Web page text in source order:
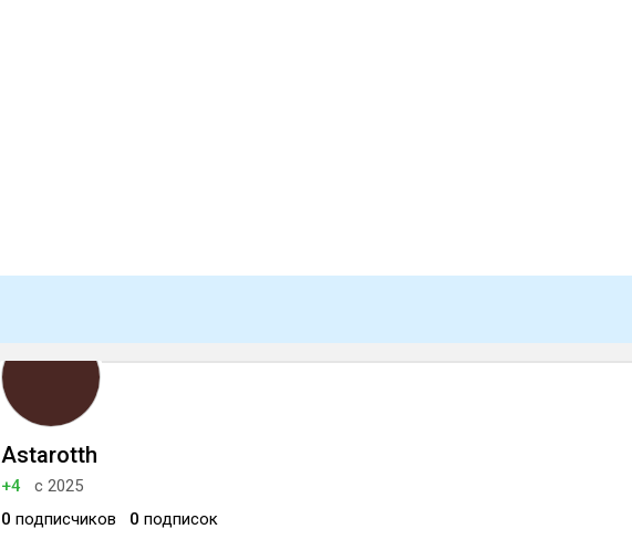
Astarotth
+4
с 2025
0 подписчиков 0 подписок